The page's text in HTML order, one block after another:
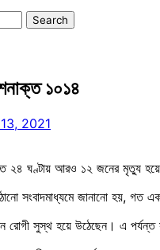
১০১৪
2021
২৪ ঘণ্টায় আরও ১২ জনের মৃত্যু
সংবাদমাধ্যমে জানানো হয়,
সুস্থ হয়ে উঠেছেন। এ পর্যন্ত